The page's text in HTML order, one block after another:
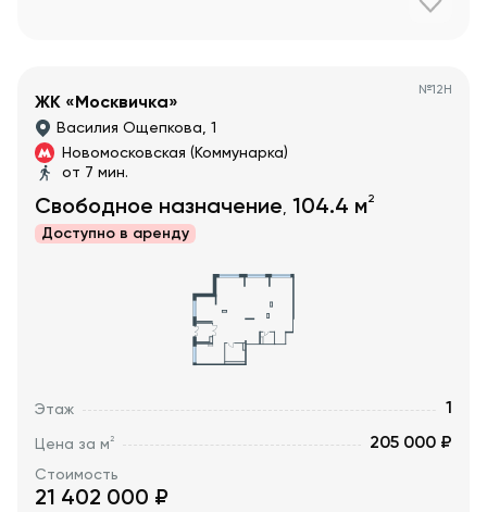
№12Н
ЖК «Москвичка»
Василия Ощепкова, 1
Новомосковская (Коммунарка)
от 7 мин.
Свободное назначение, 104.4 м2
Доступно в аренду
Этаж 1
Цена за м2 205 000 ₽
Стоимость
21 402 000 ₽